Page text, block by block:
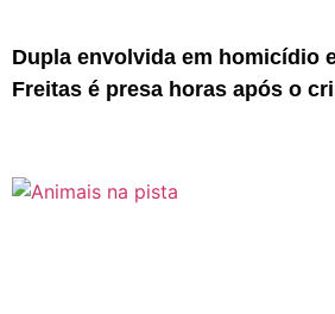
Dupla envolvida em homicídio
Freitas é presa horas após o